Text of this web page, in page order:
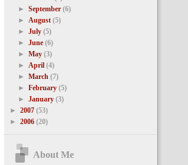
► September (6)
► August (5)
► July (5)
► June (6)
► May (3)
► April (4)
► March (7)
► February (5)
► January (3)
► 2007 (53)
► 2006 (20)
About Me